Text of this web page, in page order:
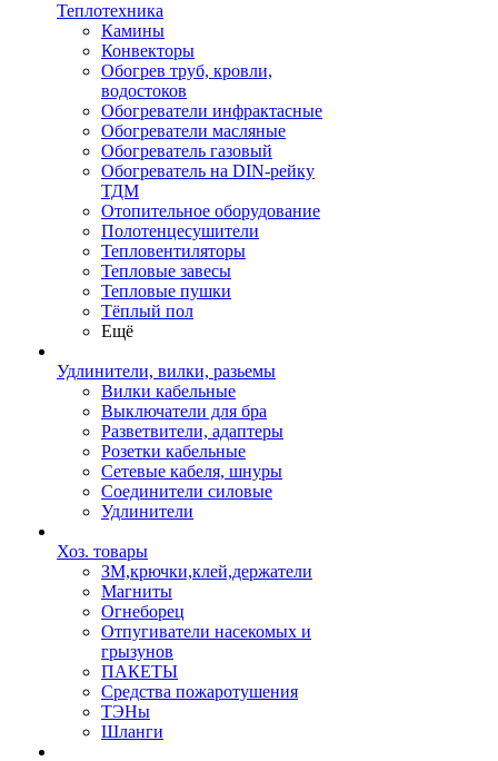
Теплотехника
Камины
Конвекторы
Обогрев труб, кровли,
водостоков
Обогреватели инфрактасные
Обогреватели масляные
Обогреватель газовый
Обогреватель на DIN-рейку
ТДМ
Отопительное оборудование
Полотенцесушители
Тепловентиляторы
Тепловые завесы
Тепловые пушки
Тёплый пол
Ещё
Удлинители, вилки, разьемы
Вилки кабельные
Выключатели для бра
Разветвители, адаптеры
Розетки кабельные
Сетевые кабеля, шнуры
Соединители силовые
Удлинители
Хоз. товары
ЗМ,крючки,клей,держатели
Магниты
Огнеборец
Отпугиватели насекомых и
грызунов
ПАКЕТЫ
Средства пожаротушения
ТЭНы
Шланги